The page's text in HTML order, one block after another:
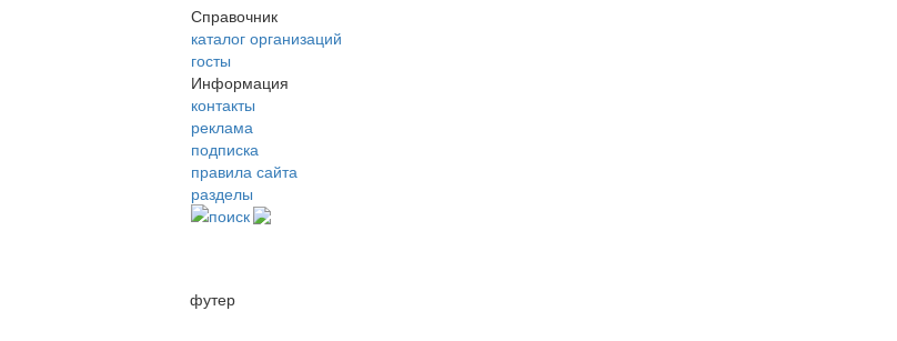
Справочник
каталог организаций
госты
Информация
контакты
реклама
подписка
правила сайта
разделы
поиск
футер